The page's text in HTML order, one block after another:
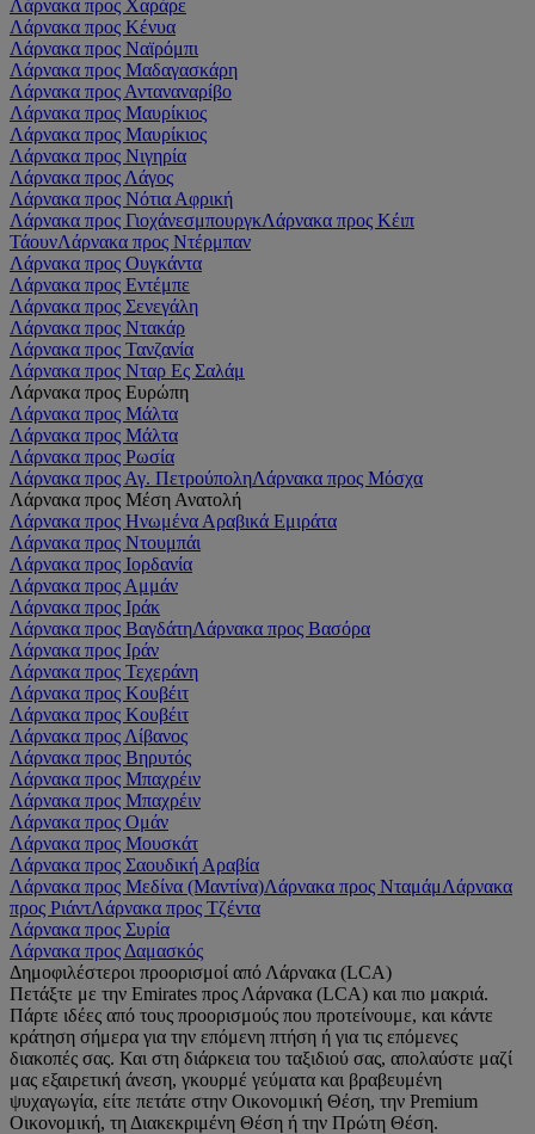
Λάρνακα προς Χαράρε
Λάρνακα προς Κένυα
Λάρνακα προς Ναϊρόμπι
Λάρνακα προς Μαδαγασκάρη
Λάρνακα προς Ανταναναρίβο
Λάρνακα προς Μαυρίκιος
Λάρνακα προς Μαυρίκιος
Λάρνακα προς Νιγηρία
Λάρνακα προς Λάγος
Λάρνακα προς Νότια Αφρική
Λάρνακα προς ΓιοχάνεσμπουργκΛάρνακα προς Κέιπ
ΤάουνΛάρνακα προς Ντέρμπαν
Λάρνακα προς Ουγκάντα
Λάρνακα προς Εντέμπε
Λάρνακα προς Σενεγάλη
Λάρνακα προς Ντακάρ
Λάρνακα προς Τανζανία
Λάρνακα προς Νταρ Ες Σαλάμ
Λάρνακα προς Ευρώπη
Λάρνακα προς Μάλτα
Λάρνακα προς Μάλτα
Λάρνακα προς Ρωσία
Λάρνακα προς Αγ. ΠετρούποληΛάρνακα προς Μόσχα
Λάρνακα προς Μέση Ανατολή
Λάρνακα προς Ηνωμένα Αραβικά Εμιράτα
Λάρνακα προς Ντουμπάι
Λάρνακα προς Ιορδανία
Λάρνακα προς Αμμάν
Λάρνακα προς Ιράκ
Λάρνακα προς ΒαγδάτηΛάρνακα προς Βασόρα
Λάρνακα προς Ιράν
Λάρνακα προς Τεχεράνη
Λάρνακα προς Κουβέιτ
Λάρνακα προς Κουβέιτ
Λάρνακα προς Λίβανος
Λάρνακα προς Βηρυτός
Λάρνακα προς Μπαχρέιν
Λάρνακα προς Μπαχρέιν
Λάρνακα προς Ομάν
Λάρνακα προς Μουσκάτ
Λάρνακα προς Σαουδική Αραβία
Λάρνακα προς Μεδίνα (Μαντίνα)Λάρνακα προς ΝταμάμΛάρνακα
προς ΡιάντΛάρνακα προς Τζέντα
Λάρνακα προς Συρία
Λάρνακα προς Δαμασκός
Δημοφιλέστεροι προορισμοί από Λάρνακα (LCA)
Πετάξτε με την Emirates προς Λάρνακα (LCA) και πιο μακριά.
Πάρτε ιδέες από τους προορισμούς που προτείνουμε, και κάντε
κράτηση σήμερα για την επόμενη πτήση ή για τις επόμενες
διακοπές σας. Και στη διάρκεια του ταξιδιού σας, απολαύστε μαζί
μας εξαιρετική άνεση, γκουρμέ γεύματα και βραβευμένη
ψυχαγωγία, είτε πετάτε στην Οικονομική Θέση, την Premium
Οικονομική, τη Διακεκριμένη Θέση ή την Πρώτη Θέση.